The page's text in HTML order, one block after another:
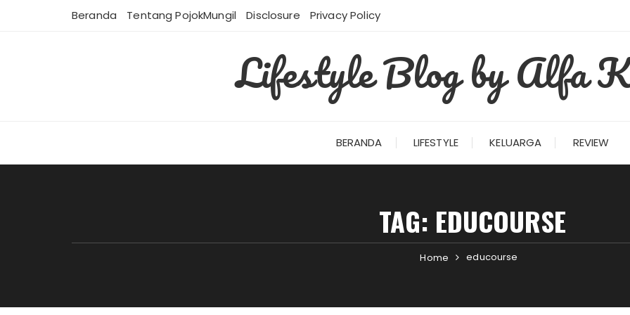
Beranda Tentang PojokMungil Disclosure Privacy Policy
Lifestyle Blog by Alfa
BERANDA LIFESTYLE KELUARGA REVIEW
TAG: EDUCOURSE
Home educourse